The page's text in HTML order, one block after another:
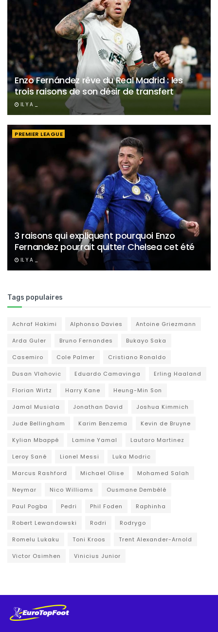
Enzo Fernández rêve du Real Madrid : les
trois raisons de son désir de transfert
IL Y A _
PREMIER LEAGUE
3 raisons qui expliquent pourquoi Enzo
Fernandez pourrait quitter Chelsea cet été
IL Y A _
Tags populaires
Achraf Hakimi Alphonso Davies Antoine Griezmann
Arda Guler Bruno Fernandes Bukayo Saka
Casemiro Cole Palmer Cristiano Ronaldo
Dusan Vlahovic Eduardo Camavinga Erling Haaland
Florian Wirtz Harry Kane Heung-Min Son
Jamal Musiala Jonathan David Joshua Kimmich
Jude Bellingham Karim Benzema Kevin de Bruyne
Kylian Mbappé Lamine Yamal Lautaro Martinez
Leroy Sané Lionel Messi Luka Modric
Marcus Rashford Michael Olise Mohamed Salah
Neymar Nico Williams Ousmane Dembélé
Paul Pogba Pedri Phil Foden Raphinha
Robert Lewandowski Rodri Rodrygo
Romelu Lukaku Toni Kroos Trent Alexander-Arnold
Victor Osimhen Vinicius Junior